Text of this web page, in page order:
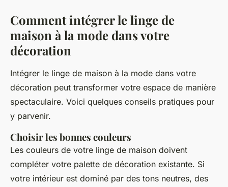
Comment intégrer le linge de
maison à la mode dans votre
décoration
Intégrer le linge de maison à la mode dans votre
décoration peut transformer votre espace de manière
spectaculaire. Voici quelques conseils pratiques pour
y parvenir.
Choisir les bonnes couleurs
Les couleurs de votre linge de maison doivent
compléter votre palette de décoration existante. Si
votre intérieur est dominé par des tons neutres, des